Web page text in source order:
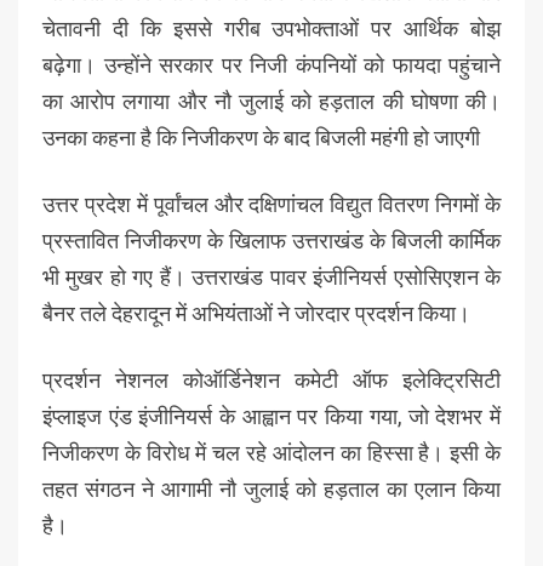
चेतावनी दी कि इससे गरीब उपभोक्ताओं पर आर्थिक बोझ
बढ़ेगा। उन्होंने सरकार पर निजी कंपनियों को फायदा पहुंचाने
का आरोप लगाया और नौ जुलाई को हड़ताल की घोषणा की।
उनका कहना है कि निजीकरण के बाद बिजली महंगी हो जाएगी
उत्तर प्रदेश में पूर्वांचल और दक्षिणांचल विद्युत वितरण निगमों के
प्रस्तावित निजीकरण के खिलाफ उत्तराखंड के बिजली कार्मिक
भी मुखर हो गए हैं। उत्तराखंड पावर इंजीनियर्स एसोसिएशन के
बैनर तले देहरादून में अभियंताओं ने जोरदार प्रदर्शन किया।
प्रदर्शन नेशनल कोऑर्डिनेशन कमेटी ऑफ इलेक्ट्रिसिटी
इंप्लाइज एंड इंजीनियर्स के आह्वान पर किया गया, जो देशभर में
निजीकरण के विरोध में चल रहे आंदोलन का हिस्सा है। इसी के
तहत संगठन ने आगामी नौ जुलाई को हड़ताल का एलान किया
है।